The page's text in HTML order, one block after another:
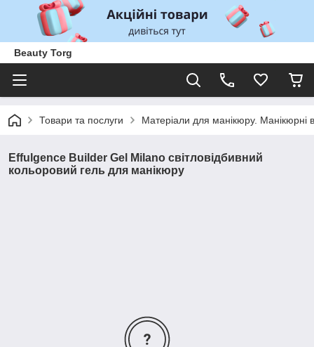
Beauty Torg
Товари та послуги Матеріали для манікюру. Манікюрні
Effulgence Builder Gel Milano світловідбивний
кольоровий гель для манікюру